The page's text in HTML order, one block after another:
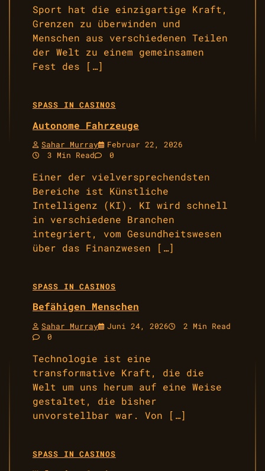
Sport hat die einzigartige Kraft,
Grenzen zu überwinden und
Menschen aus verschiedenen Teilen
der Welt zu einem gemeinsamen
Fest des […]
SPASS IN CASINOS
Autonome Fahrzeuge
Sahar Murray
Februar 22, 2026
3 Min Read
0
Einer der vielversprechendsten
Bereiche ist Künstliche
Intelligenz (KI). KI wird schnell
in verschiedene Branchen
integriert, vom Gesundheitswesen
über das Finanzwesen […]
SPASS IN CASINOS
Befähigen Menschen
Sahar Murray Juni 24, 2026
2 Min Read
0
Technologie ist eine
transformative Kraft, die die
Welt um uns herum auf eine Weise
gestaltet, die bisher
unvorstellbar war. Von […]
SPASS IN CASINOS